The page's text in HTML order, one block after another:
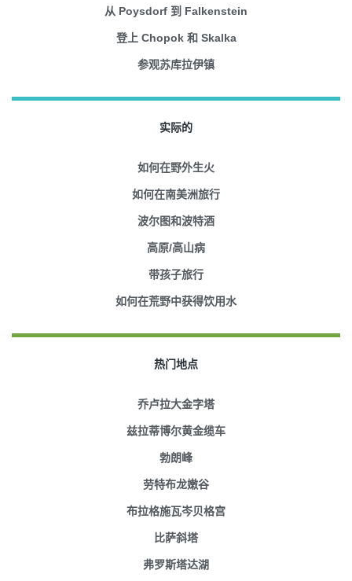
从 Poysdorf 到 Falkenstein
登上 Chopok 和 Skalka
参观苏库拉伊镇
实际的
如何在野外生火
如何在南美洲旅行
波尔图和波特酒
高原/高山病
带孩子旅行
如何在荒野中获得饮用水
热门地点
乔卢拉大金字塔
兹拉蒂博尔黄金缆车
勃朗峰
劳特布龙嫩谷
布拉格施瓦岑贝格宫
比萨斜塔
弗罗斯塔达湖